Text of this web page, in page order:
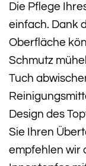
Die Pflege
einfach. Dank
Oberfläche
Schmutz
Tuch
Design des
Sie Ihren
empfehlen wir